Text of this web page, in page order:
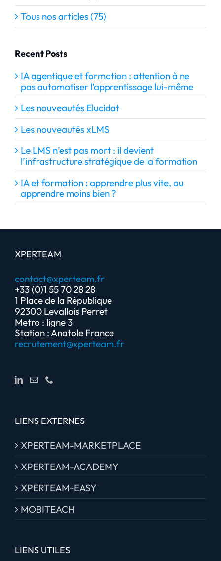
Tous nos articles (75)
Recent Posts
IA agentique et formation : attention à ne
pas automatiser l’apprentissage lui-même
Les nouveautés Elucidat
Les nouveautés xLMS
Le LMS n’est pas mort : il devient
l’infrastructure stratégique de la formation
IA et formation : apprendre plus vite, ou
apprendre moins bien ?
XPERTEAM
contact@xperteam.fr
+33 (0)1 55 70 28 28
1 Place de la République
92300 Levallois Perret
Metro : ligne 3
Station : Anatole France
recrutement@xperteam.fr
LIENS EXTERNES
XPERTEAM-MARKETPLACE
XPERTEAM-ACADEMY
XPERTEAM-EASY
MOBITEACH
LIENS UTILES